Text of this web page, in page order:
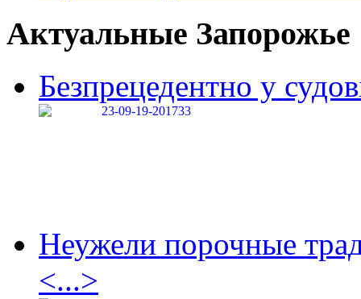
Актуальные Запорожье
Безпрецедентно у
Неужели порочные
<...>